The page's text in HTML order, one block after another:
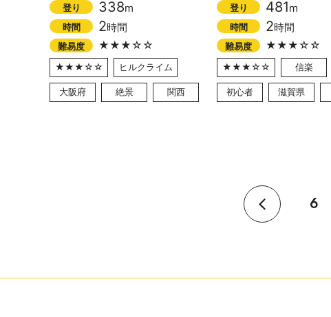
登り 338m
時間 2時間
難易度 ★★★☆☆
★★★☆☆ ヒルクライム
大阪府 絶景 関西
登り 481m
時間 2時間
難易度 ★★★☆☆
★★★☆☆ 信楽
初心者 滋賀県
6